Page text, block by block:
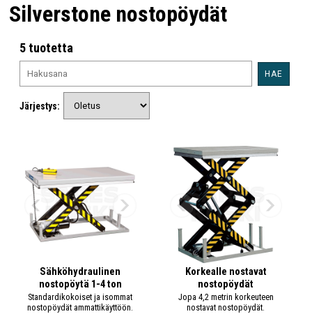
Silverstone nostopöydät
5 tuotetta
HAE
Järjestys:
Sähköhydraulinen
nostopöytä 1-4 ton
Standardikokoiset ja isommat
nostopöydät ammattikäyttöön.
Korkealle nostavat
nostopöydät
Jopa 4,2 metrin korkeuteen
nostavat nostopöydät.